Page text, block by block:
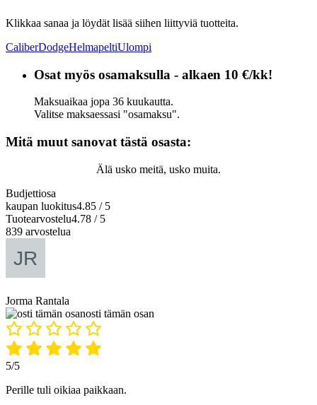
Klikkaa sanaa ja löydät lisää siihen liittyviä tuotteita.
CaliberDodgeHelmapeltiUlompi
Osat myös osamaksulla - alkaen 10 €/kk!
Maksuaikaa jopa 36 kuukautta.
Valitse maksaessasi "osamaksu".
Mitä muut sanovat tästä osasta:
Älä usko meitä, usko muita.
Budjettiosa
kaupan luokitus4.85 / 5
Tuotearvostelu4.78 / 5
839 arvostelua
Jorma Rantala
osti tämän osan
5/5
Perille tuli oikiaa paikkaan.